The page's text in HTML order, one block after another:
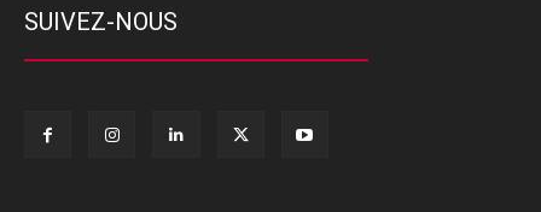
SUIVEZ-NOUS